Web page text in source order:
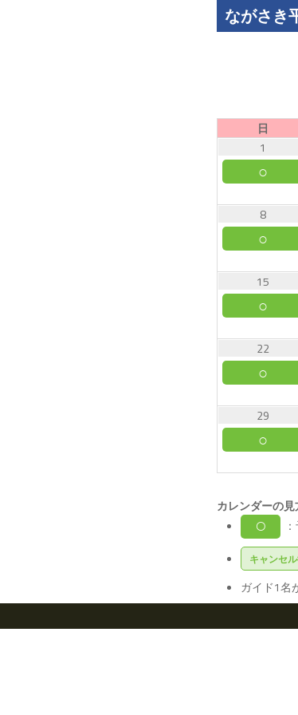
ながさき
日
1
○
8
○
15
○
22
○
29
○
カレンダーの見
〇
キャンセ
ガイド1名